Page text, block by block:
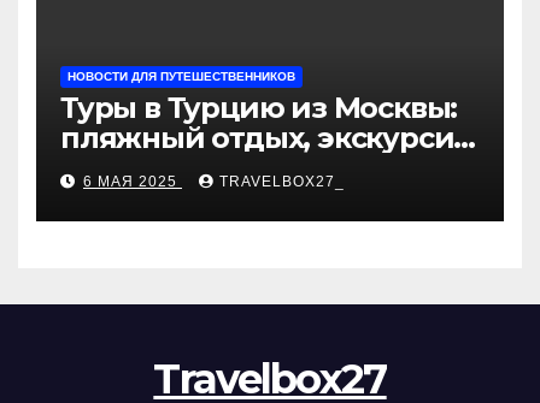
НОВОСТИ ДЛЯ ПУТЕШЕСТВЕННИКОВ
Туры в Турцию из Москвы:
пляжный отдых, экскурсии
и лучшие курорты
6 МАЯ 2025 TRAVELBOX27_
Travelbox27